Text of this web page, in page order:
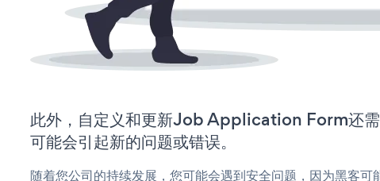
此外，自定义和更新Job Application Form还需
可能会引起新的问题或错误。
随着您公司的持续发展，您可能会遇到安全问题，因为黑客可